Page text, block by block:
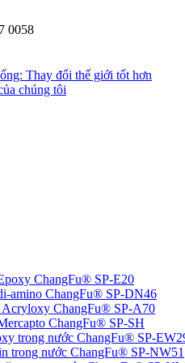
0058
Thay đổi thế giới tốt hơn
chúng tôi
ChangFu® SP-E20
amino ChangFu® SP-DN46
Acryloxy ChangFu® SP-A70
ChangFu® SP-SH
trong nước ChangFu® SP-
trong nước ChangFu® SP-NW51